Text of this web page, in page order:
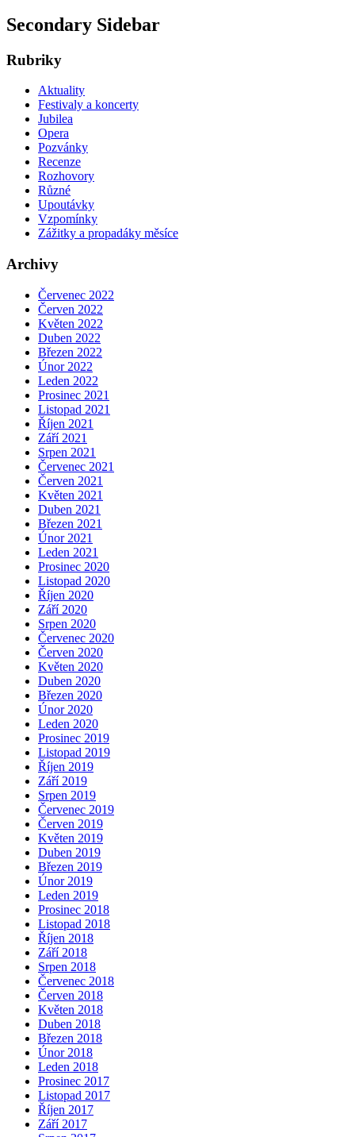
Secondary Sidebar
Rubriky
Aktuality
Festivaly a koncerty
Jubilea
Opera
Pozvánky
Recenze
Rozhovory
Různé
Upoutávky
Vzpomínky
Zážitky a propadáky měsíce
Archivy
Červenec 2022
Červen 2022
Květen 2022
Duben 2022
Březen 2022
Únor 2022
Leden 2022
Prosinec 2021
Listopad 2021
Říjen 2021
Září 2021
Srpen 2021
Červenec 2021
Červen 2021
Květen 2021
Duben 2021
Březen 2021
Únor 2021
Leden 2021
Prosinec 2020
Listopad 2020
Říjen 2020
Září 2020
Srpen 2020
Červenec 2020
Červen 2020
Květen 2020
Duben 2020
Březen 2020
Únor 2020
Leden 2020
Prosinec 2019
Listopad 2019
Říjen 2019
Září 2019
Srpen 2019
Červenec 2019
Červen 2019
Květen 2019
Duben 2019
Březen 2019
Únor 2019
Leden 2019
Prosinec 2018
Listopad 2018
Říjen 2018
Září 2018
Srpen 2018
Červenec 2018
Červen 2018
Květen 2018
Duben 2018
Březen 2018
Únor 2018
Leden 2018
Prosinec 2017
Listopad 2017
Říjen 2017
Září 2017